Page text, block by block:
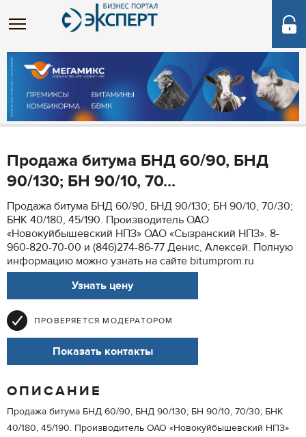
Продажа битума БНД 60/90, БНД
90/130; БН 90/10, 70...
Продажа битума БНД 60/90, БНД 90/130; БН 90/10, 70/30;
БНК 40/180, 45/190. Производитель ОАО
«Новокуйбышевский НПЗ» ОАО «Сызранский НПЗ». 8-
960-820-70-00 и (846)274-86-77 Денис, Алексей. Полную
информацию можно узнать на сайте bitumprom.ru
Узнать цену
ПРОВЕРЯЕТСЯ МОДЕРАТОРОМ
Показать контакты
ОПИСАНИЕ
Продажа битума БНД 60/90, БНД 90/130; БН 90/10, 70/30; БНК
40/180, 45/190. Производитель ОАО «Новокуйбышевский НПЗ»